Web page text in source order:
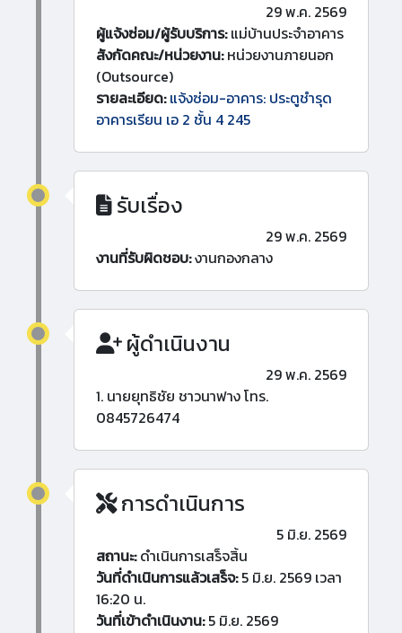
29 พ.ค. 2569
ผู้แจ้งซ่อม/ผู้รับบริการ:แม่บ้านประจำอาคาร
สังกัดคณะ/หน่วยงาน:หน่วยงานภายนอก
(Outsource)
รายละเอียด: แจ้งซ่อม-อาคาร: ประตูชำรุด
อาคารเรียน เอ 2 ชั้น 4 245
รับเรื่อง
29 พ.ค. 2569
งานที่รับผิดชอบ:งานกองกลาง
ผู้ดำเนินงาน
29 พ.ค. 2569
1. นายยุทธิชัย ชาวนาฟาง โทร.
0845726474
การดำเนินการ
5 มิ.ย. 2569
สถานะ:ดำเนินการเสร็จสิ้น
วันที่ดำเนินการแล้วเสร็จ:5 มิ.ย. 2569 เวลา
16:20 น.
วันที่เข้าดำเนินงาน:5 มิ.ย. 2569